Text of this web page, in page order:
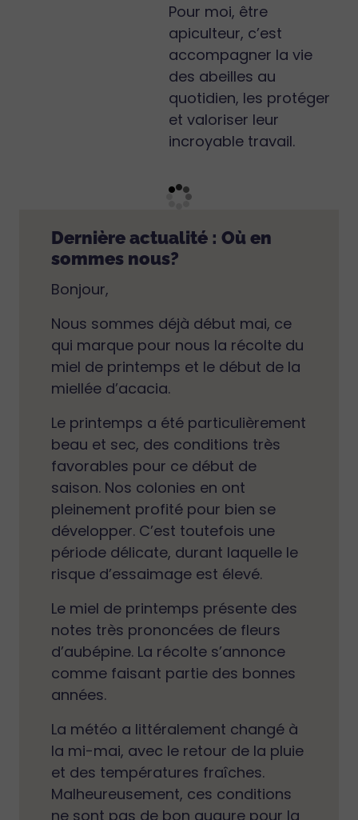
Pour moi, être
apiculteur, c’est
accompagner la vie
des abeilles au
quotidien, les protéger
et valoriser leur
incroyable travail.
Dernière actualité : Où en
sommes nous?
Bonjour,
Nous sommes déjà début mai, ce
qui marque pour nous la récolte du
miel de printemps et le début de la
miellée d’acacia.
Le printemps a été particulièrement
beau et sec, des conditions très
favorables pour ce début de
saison. Nos colonies en ont
pleinement profité pour bien se
développer. C’est toutefois une
période délicate, durant laquelle le
risque d’essaimage est élevé.
Le miel de printemps présente des
notes très prononcées de fleurs
d’aubépine. La récolte s’annonce
comme faisant partie des bonnes
années.
La météo a littéralement changé à
la mi-mai, avec le retour de la pluie
et des températures fraîches.
Malheureusement, ces conditions
ne sont pas de bon augure pour la